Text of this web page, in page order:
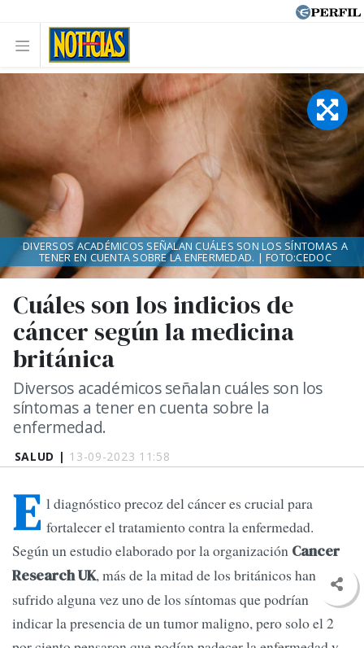
SALUD | 13-09-2023 11:58
Cuáles son los indicios de
cáncer según la medicina
británica
Diversos académicos señalan cuáles son los
síntomas a tener en cuenta sobre la
enfermedad.
DIVERSOS ACADÉMICOS SEÑALAN CUÁLES SON LOS SÍNTOMAS A
TENER EN CUENTA SOBRE LA ENFERMEDAD. | FOTO:CEDOC
E l diagnóstico precoz del cáncer es crucial para
fortalecer el tratamiento contra la enfermedad.
Según un estudio elaborado por la organización Cancer
Research UK, más de la mitad de los británicos han
sufrido alguna vez uno de los síntomas que podrían
indicar la presencia de un tumor maligno, pero solo el 2